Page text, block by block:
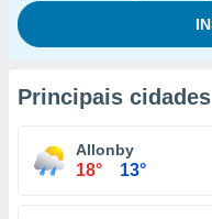
Principais cidades
Allonby
18° 13°